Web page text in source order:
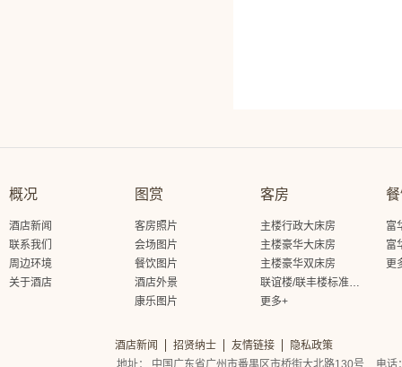
概况
酒店新闻
联系我们
周边环境
关于酒店
图赏
客房照片
会场图片
餐饮图片
酒店外景
康乐图片
客房
主楼行政大床房
主楼豪华大床房
主楼豪华双床房
联谊楼/联丰楼标准大床房
更多+
富
富
更
酒店新闻 招贤纳士 友情链接
隐私政策